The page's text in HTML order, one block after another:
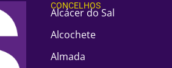
CONCELHOS
Alcácer do Sal
Alcochete
Almada